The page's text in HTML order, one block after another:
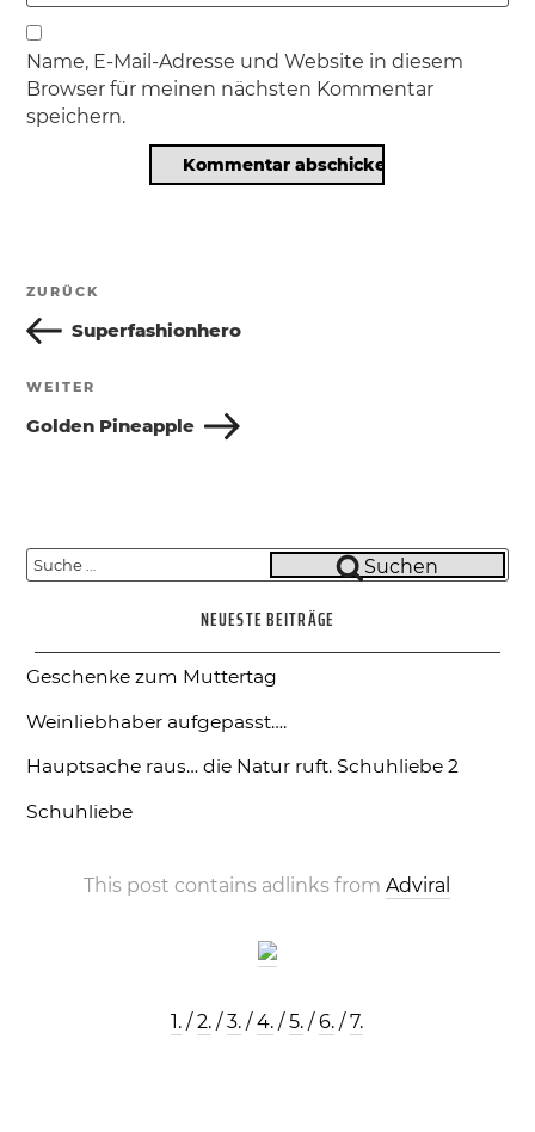
Name, E-Mail-Adresse und Website in diesem
Browser für meinen nächsten Kommentar
speichern.
Beitragsnavigation
Vorheriger
Beitrag
ZURÜCK
Superfashionhero
Nächster
Beitrag
WEITER
Golden Pineapple
Suche
nach:
Suchen
NEUESTE BEITRÄGE
Geschenke zum Muttertag
Weinliebhaber aufgepasst….
Hauptsache raus… die Natur ruft. Schuhliebe 2
Schuhliebe
This post contains adlinks fromAdviral
1. /2. /3. /4. /5. /6. /7.